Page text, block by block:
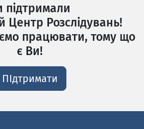
підтримали
Центр Розслідувань!
працювати, тому що
є Ви!
ПІдтримати